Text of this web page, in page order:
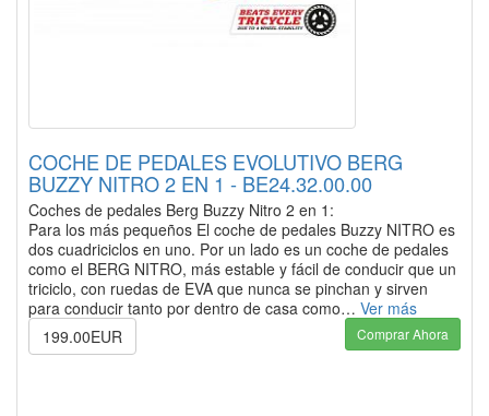
COCHE DE PEDALES EVOLUTIVO BERG
BUZZY NITRO 2 EN 1 - BE24.32.00.00
Coches de pedales Berg Buzzy Nitro 2 en 1:
Para los más pequeños El coche de pedales Buzzy NITRO es
dos cuadriciclos en uno. Por un lado es un coche de pedales
como el BERG NITRO, más estable y fácil de conducir que un
triciclo, con ruedas de EVA que nunca se pinchan y sirven
para conducir tanto por dentro de casa como… Ver más
199.00EUR
Comprar Ahora